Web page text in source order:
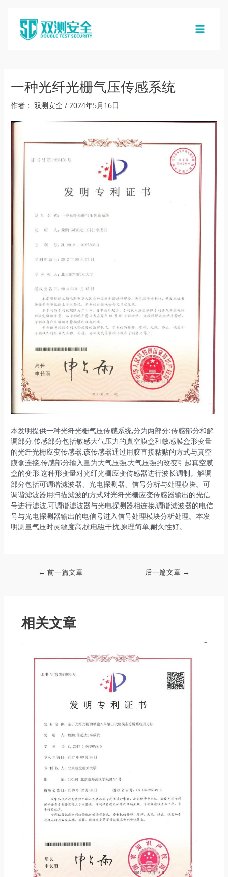
MAIN
一种光纤光栅气压传感系统
作者： 双测安全/2024年5月16日
本发明提供一种光纤光栅气压传感系统,分为两部分:传感部分和解
调部分,传感部分包括敏感大气压力的真空膜盒和敏感膜盒形变量
的光纤光栅应变传感器,该传感器通过用胶直接粘贴的方式与真空
膜盒连接,传感部分输入量为大气压强,大气压强的改变引起真空膜
盒的变形,这种形变量对光纤光栅应变传感器进行波长调制。解调
部分包括可调谐滤波器、光电探测器、信号分析与处理模块。可
调谐滤波器用扫描滤波的方式对光纤光栅应变传感器输出的光信
号进行滤波,可调谐滤波器与光电探测器相连接,调谐滤波器的电信
号与光电探测器输出的电信号进入信号处理模块分析处理。本发
明测量气压时灵敏度高,抗电磁干扰,原理简单,耐久性好。
← 前一篇文章 后一篇文章 →
相关文章